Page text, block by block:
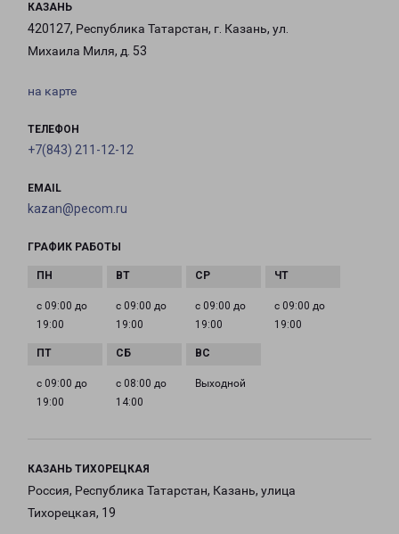
КАЗАНЬ
420127, Республика Татарстан, г. Казань, ул.
Михаила Миля, д. 53
на карте
ТЕЛЕФОН
+7(843) 211-12-12
EMAIL
kazan@pecom.ru
ГРАФИК РАБОТЫ
с 09:00 до
19:00
с 09:00 до
19:00
с 09:00 до
19:00
с 09:00 до
19:00
с 09:00 до
19:00
с 08:00 до
14:00
Выходной
КАЗАНЬ ТИХОРЕЦКАЯ
Россия, Республика Татарстан, Казань, улица
Тихорецкая, 19